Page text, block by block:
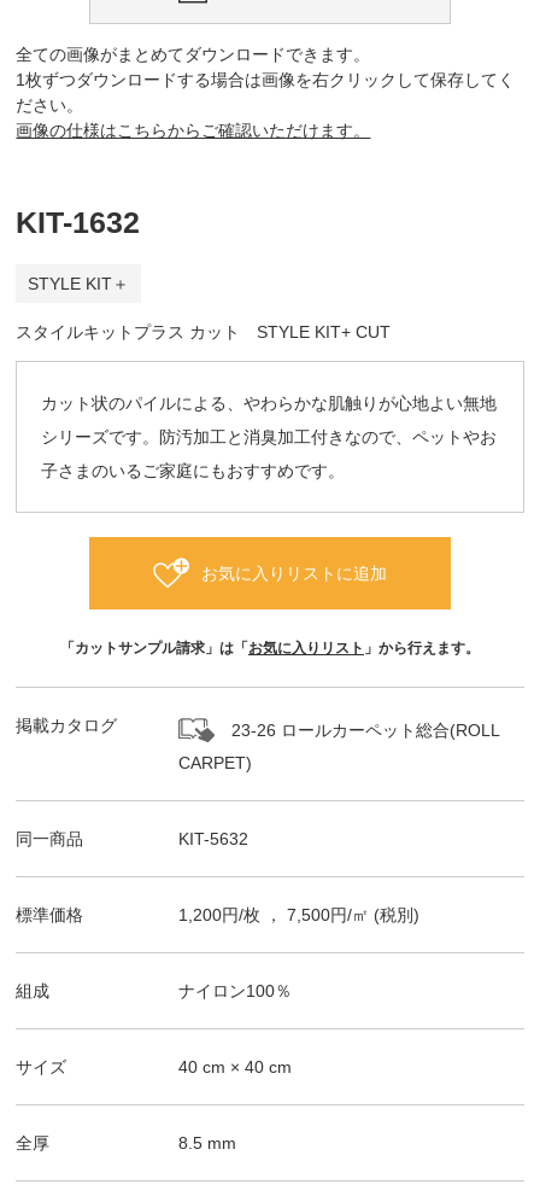
全ての画像がまとめてダウンロードできます。
1枚ずつダウンロードする場合は画像を右クリックして保存してく
ださい。
画像の仕様はこちらからご確認いただけます。
KIT-1632
STYLE KIT＋
スタイルキットプラス カット STYLE KIT+ CUT
カット状のパイルによる、やわらかな肌触りが心地よい無地
シリーズです。防汚加工と消臭加工付きなので、ペットやお
子さまのいるご家庭にもおすすめです。
お気に入りリストに追加
「カットサンプル請求」は「 お気に入りリスト 」から行えます。
掲載カタログ
23-26 ロールカーペット総合(ROLL
CARPET)
同一商品 KIT-5632
標準価格 1,200円/枚 ，7,500円/㎡ (税別)
組成 ナイロン100％
サイズ 40 cm ×40 cm
全厚 8.5 mm